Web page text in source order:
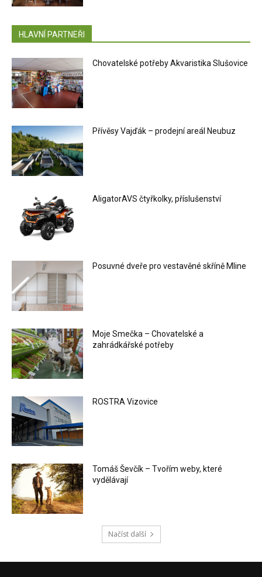
HLAVNÍ PARTNEŘI
Chovatelské potřeby Akvaristika Slušovice
Přívěsy Vajďák – prodejní areál Neubuz
AligatorAVS čtyřkolky, příslušenství
Posuvné dveře pro vestavěné skříně Mline
Moje Smečka – Chovatelské a
zahrádkářské potřeby
ROSTRA Vizovice
Tomáš Ševčík – Tvořím weby, které
vydělávají
Načíst další